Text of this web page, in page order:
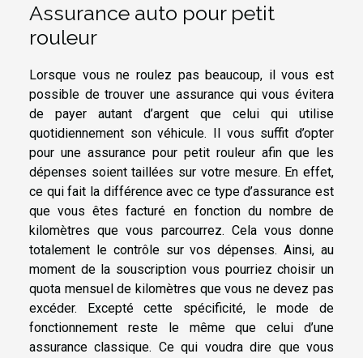
Assurance auto pour petit
rouleur
Lorsque vous ne roulez pas beaucoup, il vous est
possible de trouver une assurance qui vous évitera
de payer autant d’argent que celui qui utilise
quotidiennement son véhicule. Il vous suffit d’opter
pour une assurance pour petit rouleur afin que les
dépenses soient taillées sur votre mesure. En effet,
ce qui fait la différence avec ce type d’assurance est
que vous êtes facturé en fonction du nombre de
kilomètres que vous parcourrez. Cela vous donne
totalement le contrôle sur vos dépenses. Ainsi, au
moment de la souscription vous pourriez choisir un
quota mensuel de kilomètres que vous ne devez pas
excéder. Excepté cette spécificité, le mode de
fonctionnement reste le même que celui d’une
assurance classique. Ce qui voudra dire que vous